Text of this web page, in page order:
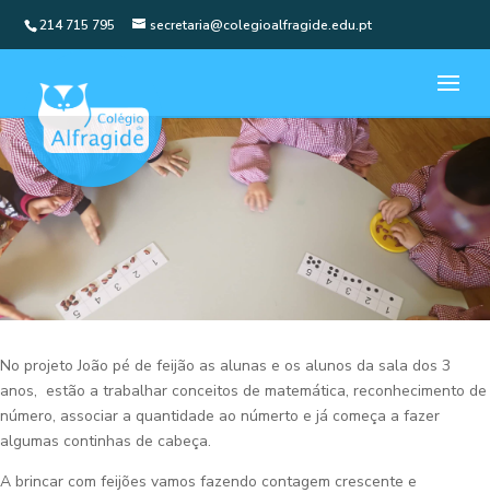
214 715 795 secretaria@colegioalfragide.edu.pt
No projeto João pé de feijão as alunas e os alunos da sala dos 3
anos, estão a trabalhar conceitos de matemática, reconhecimento de
número, associar a quantidade ao númerto e já começa a fazer
algumas continhas de cabeça.
A brincar com feijões vamos fazendo contagem crescente e